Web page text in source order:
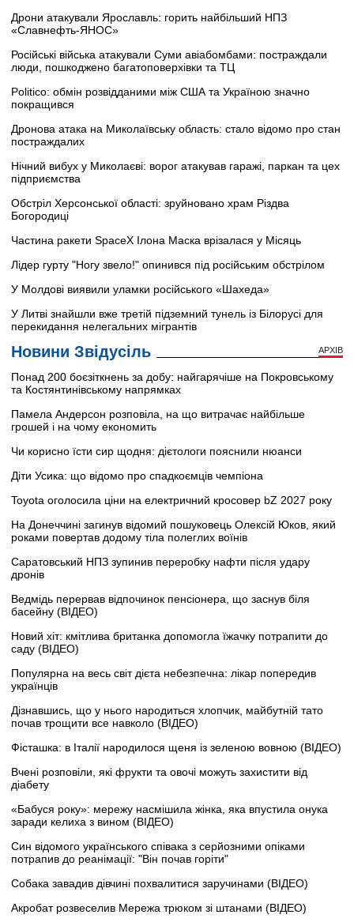
Дрони атакували Ярославль: горить найбільший НПЗ
«Славнефть-ЯНОС»
Російські війська атакували Суми авіабомбами: постраждали
люди, пошкоджено багатоповерхівки та ТЦ
Politico: обмін розвідданими між США та Україною значно
покращився
Дронова атака на Миколаївську область: стало відомо про стан
постраждалих
Нічний вибух у Миколаєві: ворог атакував гаражі, паркан та цех
підприємства
Обстріл Херсонської області: зруйновано храм Різдва
Богородиці
Частина ракети SpaceX Ілона Маска врізалася у Місяць
Лідер гурту "Ногу звело!" опинився під російським обстрілом
У Молдові виявили уламки російського «Шахеда»
У Литві знайшли вже третій підземний тунель із Білорусі для
перекидання нелегальних мігрантів
Новини Звідусіль АРХІВ
Понад 200 боєзіткнень за добу: найгарячіше на Покровському
та Костянтинівському напрямках
Памела Андерсон розповіла, на що витрачає найбільше
грошей і на чому економить
Чи корисно їсти сир щодня: дієтологи пояснили нюанси
Діти Усика: що відомо про спадкоємців чемпіона
Toyota оголосила ціни на електричний кросовер bZ 2027 року
На Донеччині загинув відомий пошуковець Олексій Юков, який
роками повертав додому тіла полеглих воїнів
Саратовський НПЗ зупинив переробку нафти після удару
дронів
Ведмідь перервав відпочинок пенсіонера, що заснув біля
басейну (ВІДЕО)
Новий хіт: кмітлива британка допомогла їжачку потрапити до
саду (ВІДЕО)
Популярна на весь світ дієта небезпечна: лікар попередив
українців
Дізнавшись, що у нього народиться хлопчик, майбутній тато
почав трощити все навколо (ВІДЕО)
Фісташка: в Італії народилося щеня із зеленою вовною (ВІДЕО)
Вчені розповіли, які фрукти та овочі можуть захистити від
діабету
«Бабуся року»: мережу насмішила жінка, яка впустила онука
заради келиха з вином (ВІДЕО)
Син відомого українського співака з серйозними опіками
потрапив до реанімації: "Він почав горіти"
Собака завадив дівчині похвалитися заручинами (ВІДЕО)
Акробат розвеселив Мережа трюком зі штанами (ВІДЕО)